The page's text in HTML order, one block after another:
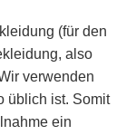
(für den
also
verwenden
üblich ist. Somit
ein